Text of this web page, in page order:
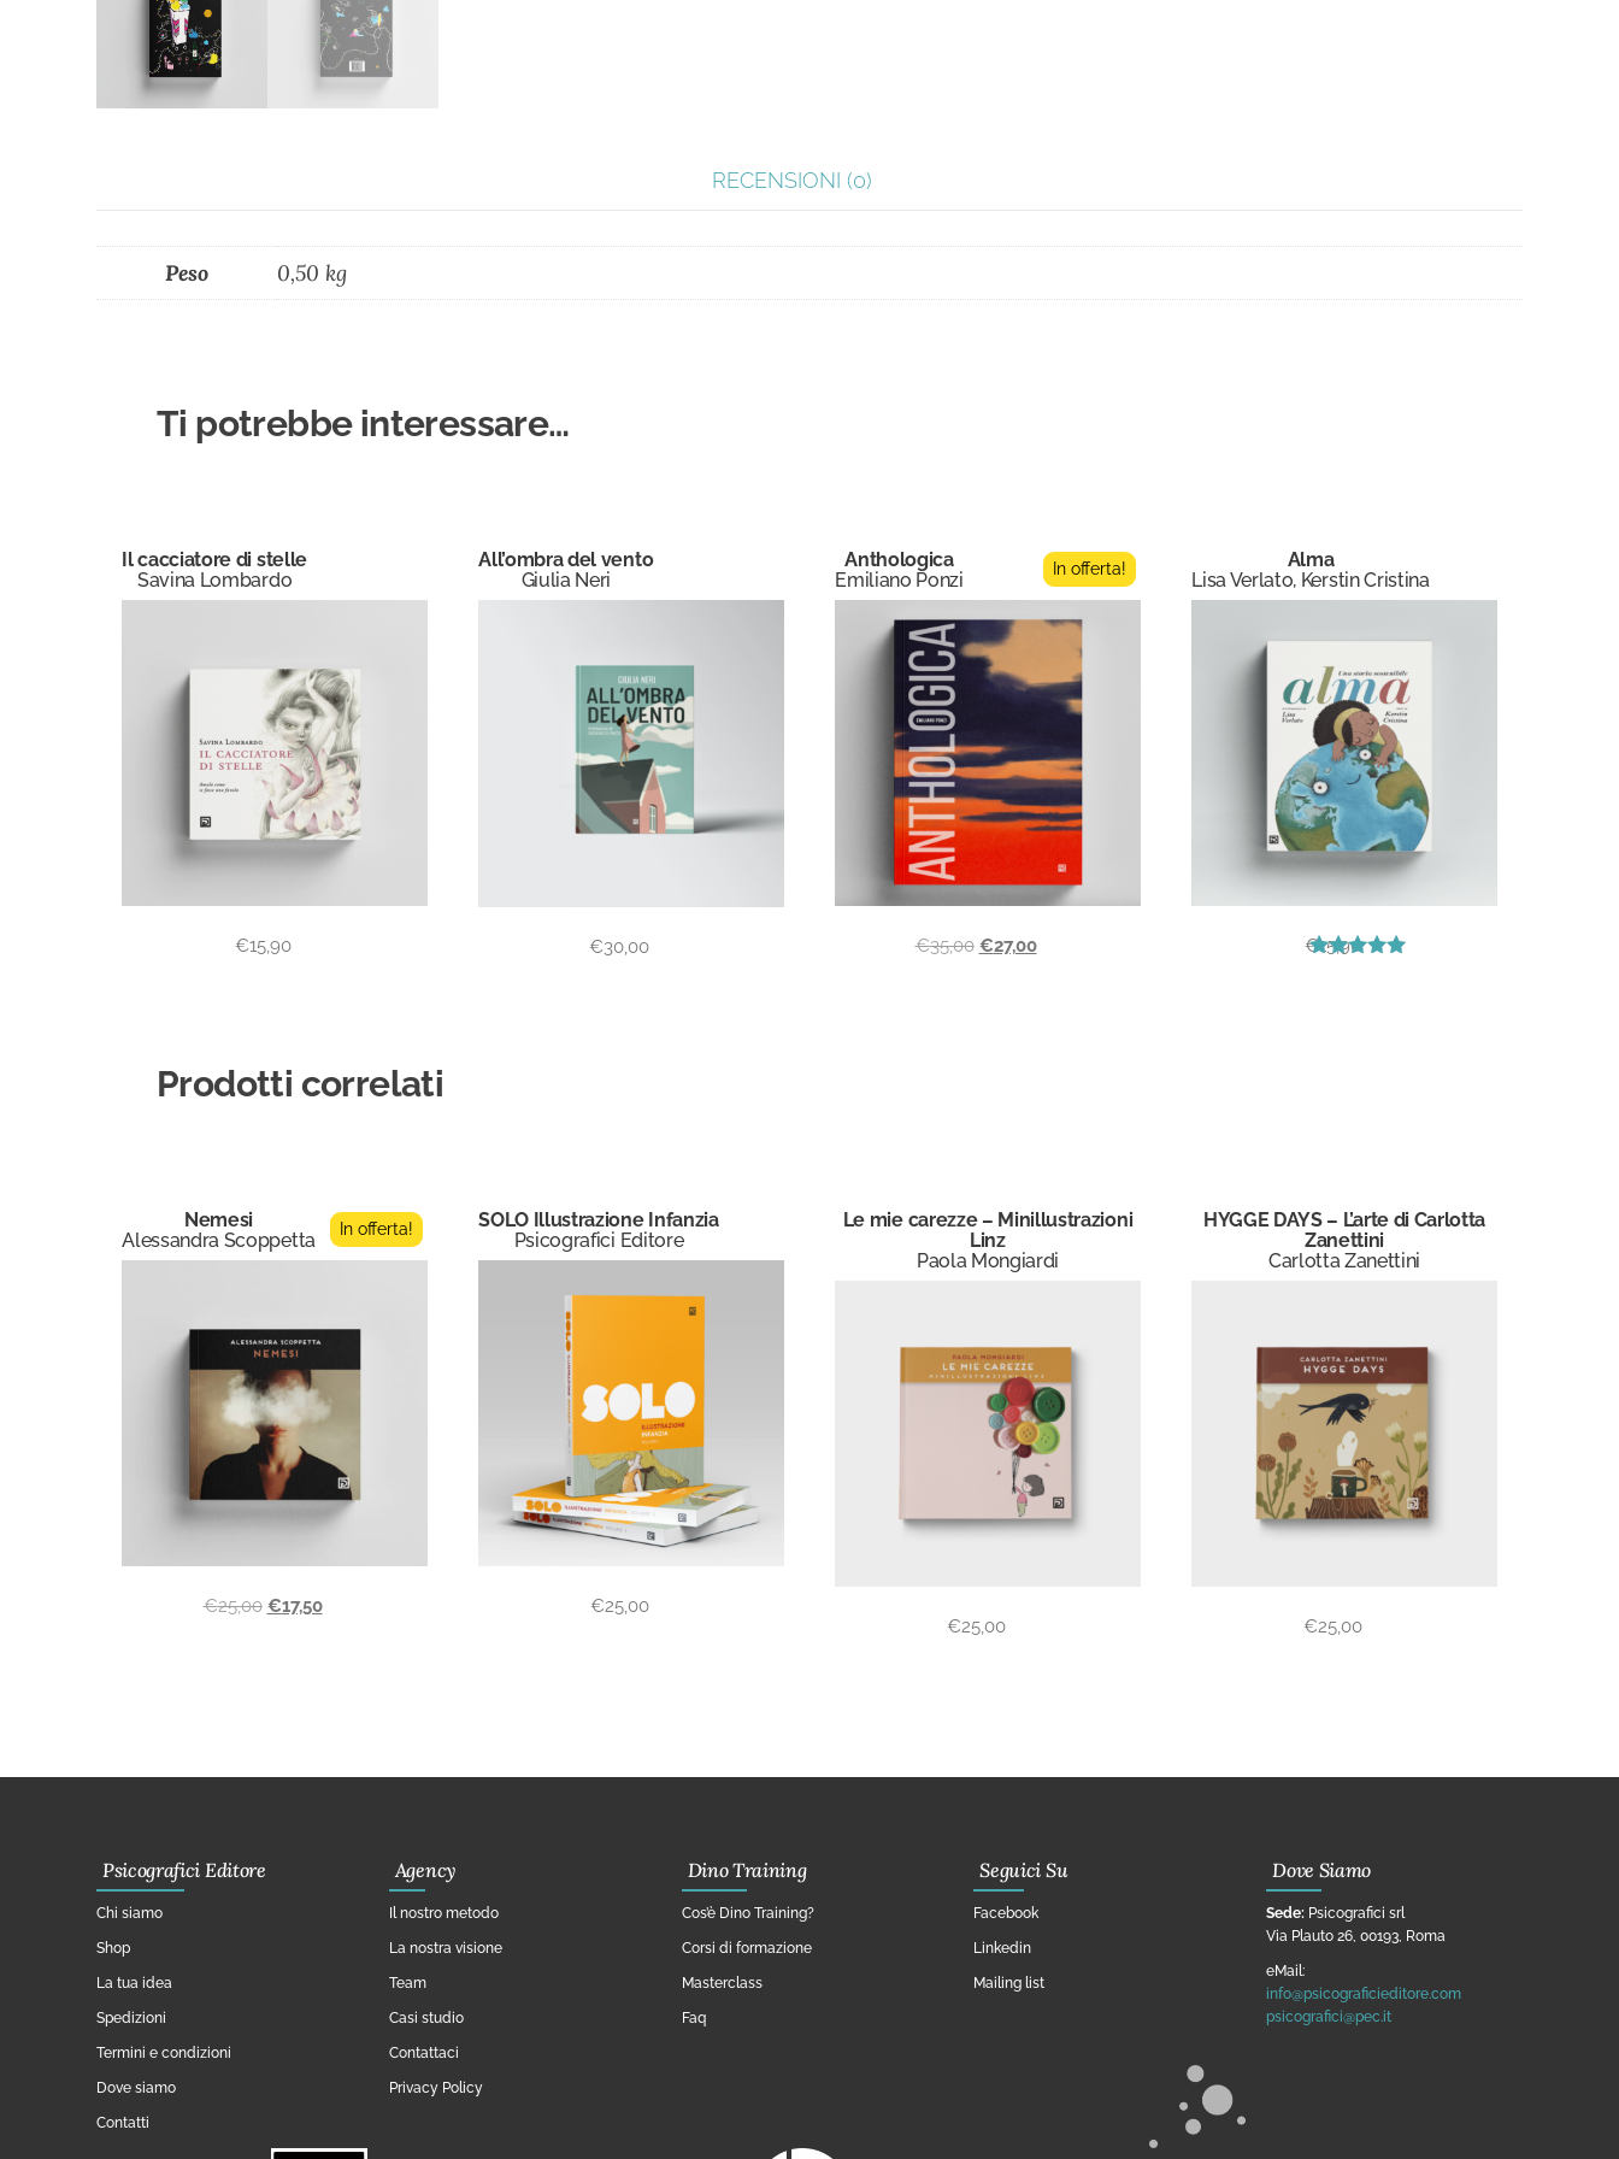
RECENSIONI (0)
Peso 0,50 kg
Ti potrebbe interessare…
Il cacciatore di stelle
Savina Lombardo
€15,90
All’ombra del vento
Giulia Neri
€30,00
Anthologica
Emiliano Ponzi
In offerta!
€35,00 €27,00
Alma
Lisa Verlato, Kerstin Cristina
€15,90
Prodotti correlati
Nemesi
Alessandra Scoppetta
In offerta!
€25,00 €17,50
SOLO Illustrazione Infanzia
Psicografici Editore
€25,00
Le mie carezze – Minillustrazioni
Linz
Paola Mongiardi
€25,00
HYGGE DAYS – L’arte di Carlotta
Zanettini
Carlotta Zanettini
€25,00
Psicografici Editore
Chi siamo
Shop
La tua idea
Spedizioni
Termini e condizioni
Dove siamo
Contatti
Agency
Il nostro metodo
La nostra visione
Team
Casi studio
Contattaci
Privacy Policy
Dino Training
Cos’è Dino Training?
Corsi di formazione
Masterclass
Faq
Seguici Su
Facebook
Linkedin
Mailing list
Dove Siamo
Sede: Psicografici srl
Via Plauto 26, 00193, Roma
eMail:
info@psicograficieditore.com
psicografici@pec.it